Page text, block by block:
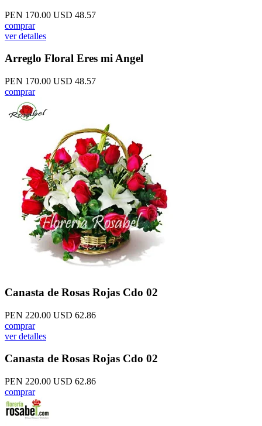
PEN 170.00 USD 48.57
comprar
ver detalles
Arreglo Floral Eres mi Angel
PEN 170.00 USD 48.57
comprar
Canasta de Rosas Rojas Cdo 02
PEN 220.00 USD 62.86
comprar
ver detalles
Canasta de Rosas Rojas Cdo 02
PEN 220.00 USD 62.86
comprar